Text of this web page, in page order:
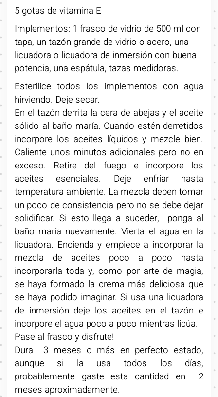
5 gotas de vitamina E
Implementos: 1 frasco de vidrio de 500 ml con
tapa, un tazón grande de vidrio o acero, una
licuadora o licuadora de inmersión con buena
potencia, una espátula, tazas medidoras.
Esterilice todos los implementos con agua
hirviendo. Deje secar.
En el tazón derrita la cera de abejas y el aceite
sólido al baño maría. Cuando estén derretidos
incorpore los aceites líquidos y mezcle bien.
Caliente unos minutos adicionales pero no en
exceso. Retire del fuego e incorpore los
aceites esenciales. Deje enfriar hasta
temperatura ambiente. La mezcla deben tomar
un poco de consistencia pero no se debe dejar
solidificar. Si esto llega a suceder, ponga al
baño maría nuevamente. Vierta el agua en la
licuadora. Encienda y empiece a incorporar la
mezcla de aceites poco a poco hasta
incorporarla toda y, como por arte de magia,
se haya formado la crema más deliciosa que
se haya podido imaginar. Si usa una licuadora
de inmersión deje los aceites en el tazón e
incorpore el agua poco a poco mientras licúa.
Pase al frasco y disfrute!
Dura 3 meses o más en perfecto estado,
aunque si la usa todos los días,
probablemente gaste esta cantidad en 2
meses aproximadamente.